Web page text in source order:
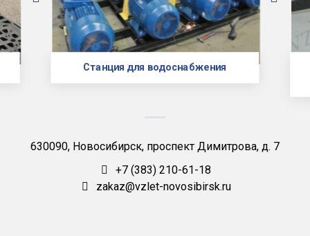
Станция для водоснабжения
630090, Новосибирск, проспект Димитрова, д. 7
+7 (383) 210-61-18
zakaz@vzlet-novosibirsk.ru